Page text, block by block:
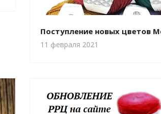
Поступление новых цветов
11 февраля 2021